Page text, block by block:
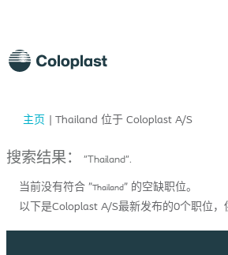
主页 | Thailand 位于 Coloplast A/S（当
搜索结果： "Thailand".
当前没有符合 "Thailand" 的空缺职位。
以下是Coloplast A/S最新发布的0个职位，